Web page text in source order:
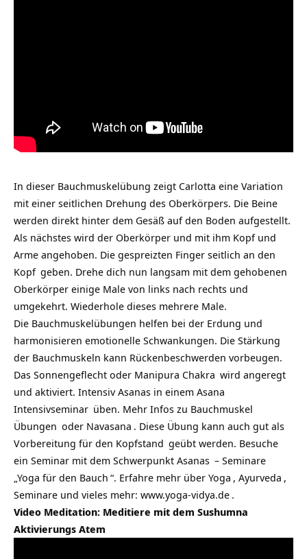
In dieser Bauchmuskelübung zeigt Carlotta eine Variation
mit einer seitlichen Drehung des Oberkörpers. Die Beine
werden direkt hinter dem Gesäß auf den Boden aufgestellt.
Als nächstes wird der Oberkörper und mit ihm Kopf und
Arme angehoben. Die gespreizten Finger seitlich an den
Kopf geben. Drehe dich nun langsam mit dem gehobenen
Oberkörper einige Male von links nach rechts und
umgekehrt. Wiederhole dieses mehrere Male.
Die Bauchmuskelübungen helfen bei der Erdung und
harmonisieren emotionelle Schwankungen. Die Stärkung
der Bauchmuskeln kann Rückenbeschwerden vorbeugen.
Das Sonnengeflecht oder Manipura Chakra wird angeregt
und aktiviert. Intensiv Asanas in einem Asana
Intensivseminar üben. Mehr Infos zu Bauchmuskel
Übungen oder Navasana . Diese Übung kann auch gut als
Vorbereitung für den Kopfstand geübt werden. Besuche
ein Seminar mit dem Schwerpunkt Asanas – Seminare
„Yoga für den Bauch “. Erfahre mehr über Yoga , Ayurveda ,
Seminare und vieles mehr: www.yoga-vidya.de .
Video Meditation: Meditiere mit dem Sushumna
Aktivierungs Atem